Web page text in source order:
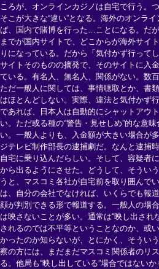
ころが、オンラインカジノは自宅で行う。
そこが大きな“違い”となる。海外のオンラ
ば、国内で賭博を行った…ことになる。だ
までが国内サイトで、どこからが海外サイ
りになっている。だから「気付かず行って
サイトそのものの摘発で、そのサイトに入
ている。有名人、無名人、関係がない。数
ただ一般人に関しては、事情聴取とか、書
はほとんどしない。実際、違法と気付かず
であれば、日本人は自動的にシャットアウ
い。ただ或る種の“警告・見せしめ”的な意
い。一般人よりも、入金額が大きい場合が
ジテレビ制作部長の逮捕劇だ。なんと逮捕
自宅に乗り込んだらしい。そして、容疑者
から出るようにさせた。どうして、そうい
うと、マスコミ各社が自宅前を取り囲んで
は、自分の会社でなければ、いくらでも報
顔が判別できる形で報道する。一般人の場
は映さないことが多い。通常は“映し出され
されるのでは不平等ということなのか、或
かったのか知らないが、とにかく、そうい
察の方には、まだまだマスコミ関係者の
る。他局も“映し出している”場合ではない